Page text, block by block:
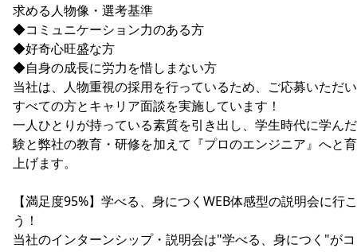
求める人物像・選考基準
◆コミュニケーション力のある方
◆好奇心旺盛な方
◆自身の成長に労力を惜しまない方
当社は、人物重視の採用を行っているため、ご応募いただ
すべての方とキャリア面談を実施しています！
一人ひとりが持っている素質を引き出し、学生時代に学ん
験と弊社の教育・研修を加えて『プロのエンジニア』へと
上げます。
【満足度95%】学べる、身につくWEB体感型の説明会に行こ
う！
当社のインターンシップ・説明会は"学べる、身につく"が